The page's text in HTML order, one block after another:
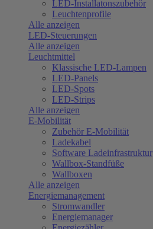
LED-Installatonszubehör
Leuchtenprofile
Alle anzeigen
LED-Steuerungen
Alle anzeigen
Leuchtmittel
Klassische LED-Lampen
LED-Panels
LED-Spots
LED-Strips
Alle anzeigen
E-Mobilität
Zubehör E-Mobilität
Ladekabel
Software Ladeinfrastruktur
Wallbox-Standfüße
Wallboxen
Alle anzeigen
Energiemanagement
Stromwandler
Energiemanager